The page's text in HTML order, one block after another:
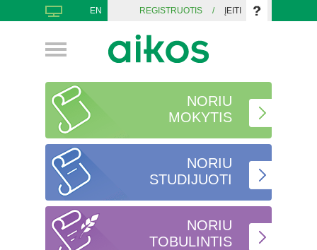
EN REGISTRUOTIS / ĮEITI
NORIU
MOKYTIS
NORIU
STUDIJUOTI
NORIU
TOBULINTIS